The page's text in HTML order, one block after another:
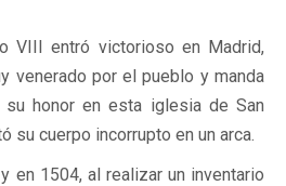
VIII entró victorioso en Madrid,
venerado por el pueblo y manda
su honor en esta iglesia de San
su cuerpo incorrupto en un arca.
en 1504, al realizar un inventario